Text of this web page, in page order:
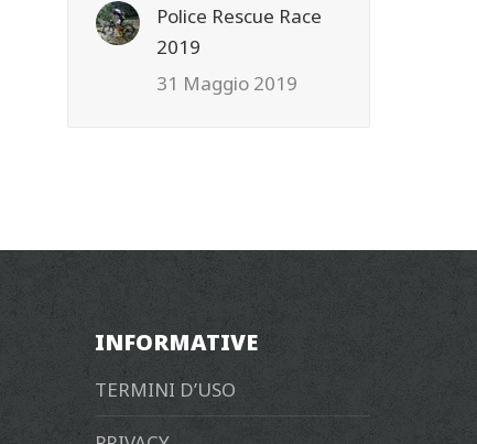
Police Rescue Race
2019
31 Maggio 2019
INFORMATIVE
TERMINI D’USO